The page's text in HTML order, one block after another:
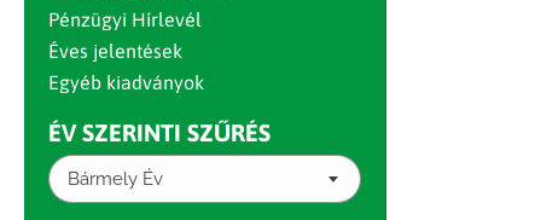
Pénzügyi Hírlevél
Éves jelentések
Egyéb kiadványok
ÉV SZERINTI SZŰRÉS
Bármely Év